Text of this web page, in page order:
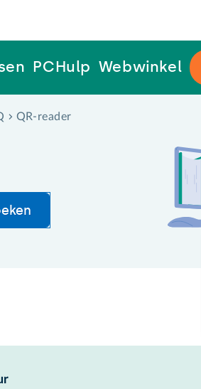
PCHulp Webwinkel
QR-reader